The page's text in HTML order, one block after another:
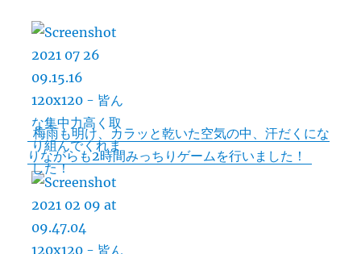
i
n
k
梅雨も明け、カラッと乾いた空気の中、汗だくにな
りながらも2時間みっちりゲームを行いました！